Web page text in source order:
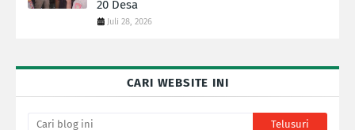
20 Desa
Juli 28, 2026
CARI WEBSITE INI